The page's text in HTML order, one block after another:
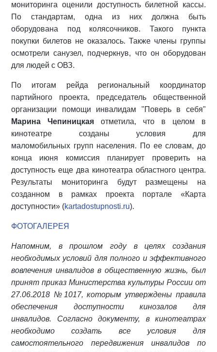
мониторинга оценили доступность билетной кассы.
По стандартам, одна из них должна быть
оборудована под колясочников. Такого пункта
покупки билетов не оказалось. Также члены группы
осмотрели санузел, подчеркнув, что он оборудован
для людей с ОВЗ.
По итогам рейда региональный координатор
партийного проекта, председатель общественной
организации помощи инвалидам "Поверь в себя"
Марина Чепиницкая отметила, что в целом в
кинотеатре созданы условия для
маломобильных групп населения. По ее словам, до
конца июня комиссия планирует проверить на
доступность еще два кинотеатра областного центра.
Результаты мониторинга будут размещены на
созданном в рамках проекта портале «Карта
доступности» (kartadostupnosti.ru).
ФОТОГАЛЕРЕЯ
Напомним, в прошлом году в целях создания
необходимых условий для полного и эффективного
вовлечения инвалидов в общественную жизнь, был
принят приказ Министерства культуры России от
27.06.2018 №1017, которым утверждены правила
обеспечения доступности кинозалов для
инвалидов. Согласно документу, в кинотеатрах
необходимо создать все условия для
самостоятельного передвижения инвалидов по